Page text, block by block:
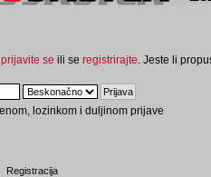
prijavite se ili se registrirajte . Jeste li
lozinkom i duljinom prijave
Registracija